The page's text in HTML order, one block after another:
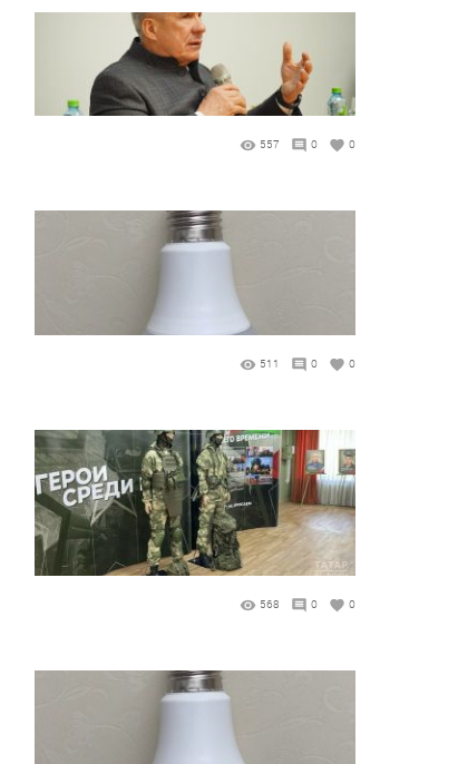
557 0 0
511 0 0
568 0 0